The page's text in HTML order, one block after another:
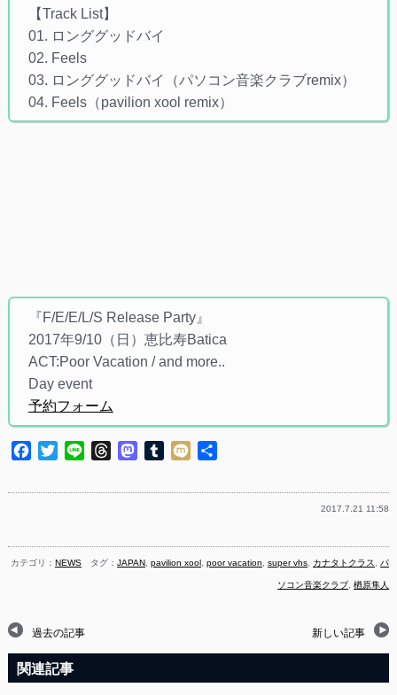
【Track List】
01. ロンググッドバイ
02. Feels
03. ロンググッドバイ（パソコン音楽クラブremix）
04. Feels（pavilion xool remix）
『F/E/E/L/S Release Party』
2017年9/10（日）恵比寿Batica
ACT:Poor Vacation / and more..
Day event
予約フォーム
Facebook
TwitterLine ThreadsMastodon
Tumblr
Mixi
2017.7.21 11:58
カテゴリ：NEWS タグ：JAPAN ,pavilion xool ,poor vacation ,super vhs カナタトクラス パ
ソコン音楽クラブ ,楢原隼人
過去の記事 新しい記事
関連記事